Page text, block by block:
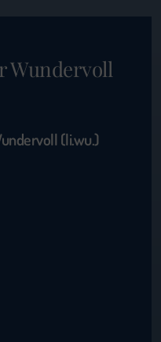
Wundervoll
(li.wu.)